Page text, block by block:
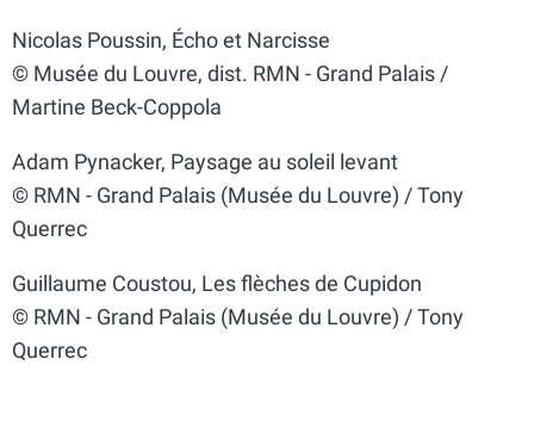
Nicolas Poussin, Écho et Narcisse
© Musée du Louvre, dist. RMN - Grand Palais /
Martine Beck-Coppola
Adam Pynacker, Paysage au soleil levant
© RMN - Grand Palais (Musée du Louvre) / Tony
Querrec
Guillaume Coustou, Les flèches de Cupidon
© RMN - Grand Palais (Musée du Louvre) / Tony
Querrec